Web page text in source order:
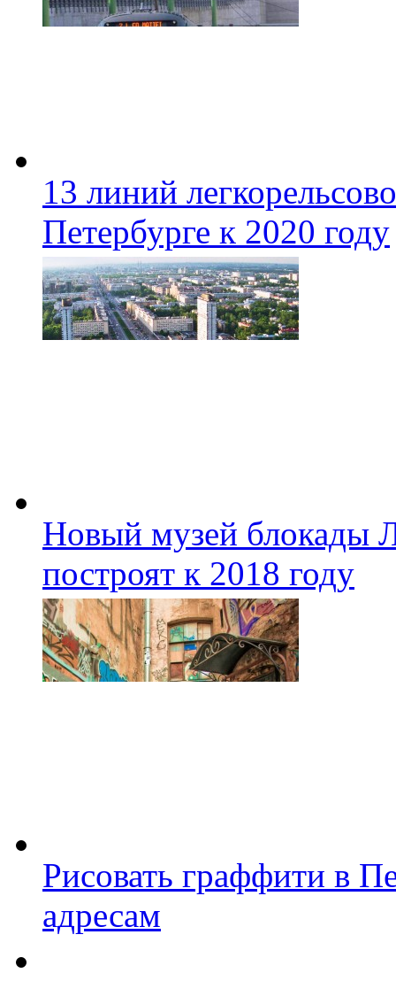
13 линий
Петербурге к 2020 году
Новый музей блокады
построят к 2018 году
Рисовать граффити в
адресам